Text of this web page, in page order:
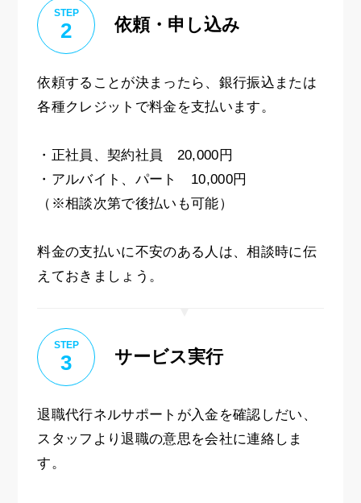
STEP
2 依頼・申し込み
依頼することが決まったら、銀行振込または
各種クレジットで料金を支払います。
・正社員、契約社員 20,000円
・アルバイト、パート 10,000円
（※相談次第で後払いも可能）
料金の支払いに不安のある人は、相談時に伝
えておきましょう。
STEP
3 サービス実行
退職代行ネルサポートが入金を確認しだい、
スタッフより退職の意思を会社に連絡しま
す。